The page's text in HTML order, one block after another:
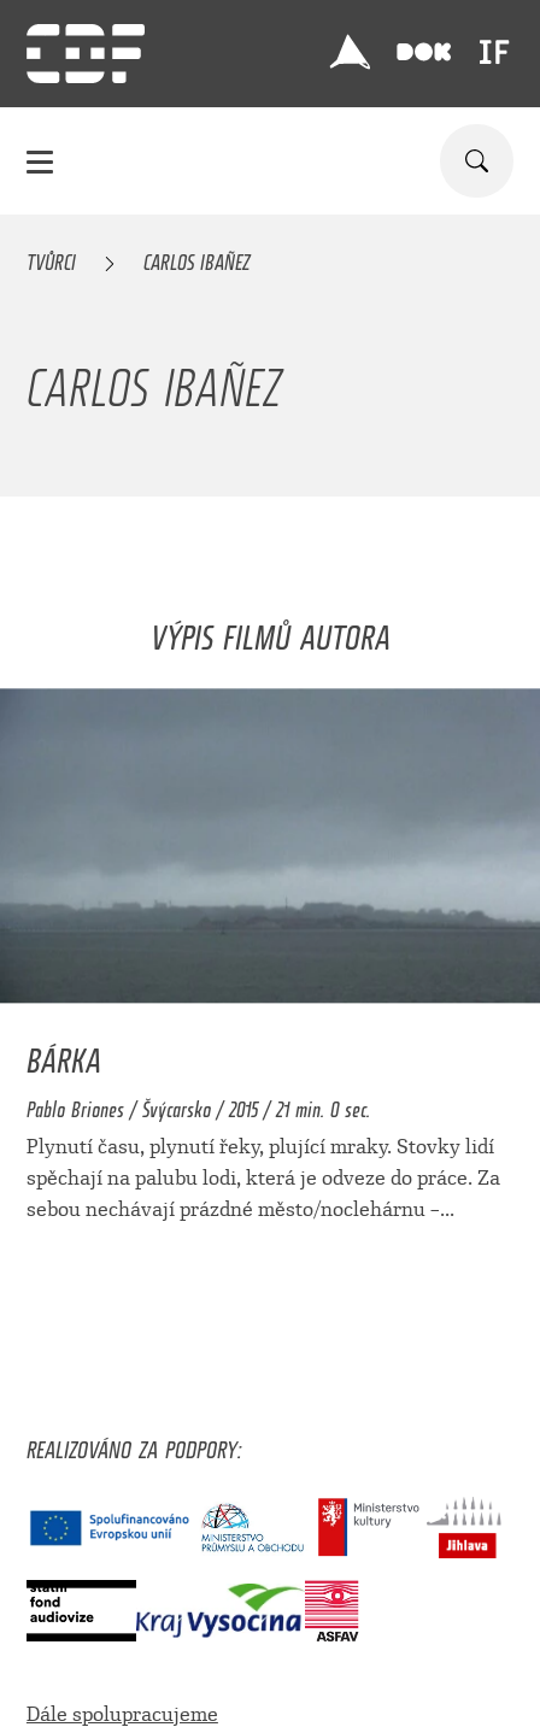
TVŮRCI CARLOS IBAÑEZ
CARLOS IBAÑEZ
VÝPIS FILMŮ AUTORA
BÁRKA
Pablo Briones / Švýcarsko / 2015 / 21 min. 0 sec.
Plynutí času, plynutí řeky, plující mraky. Stovky lidí
spěchají na palubu lodi, která je odveze do práce. Za
sebou nechávají prázdné město/noclehárnu –...
REALIZOVÁNO ZA PODPORY:
Dále spolupracujeme